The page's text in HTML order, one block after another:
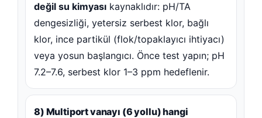
değil su kimyası kaynaklıdır: pH/TA
dengesizliği, yetersiz serbest klor, bağlı
klor, ince partikül (flok/topaklayıcı ihtiyacı)
veya yosun başlangıcı. Önce test yapın; pH
7.2–7.6, serbest klor 1–3 ppm hedeflenir.
8) Multiport vanayı (6 yollu) hangi